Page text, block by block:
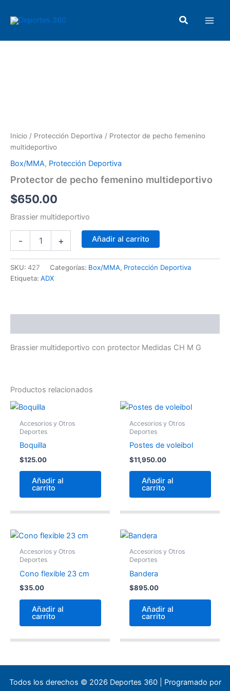
Buscar
Inicio / Protección Deportiva / Protector de pecho femenino
multideportivo
Box/MMA, Protección Deportiva
Protector de pecho femenino multideportivo
$650.00
Brassier multideportivo
- + Añadir al carrito
SKU: 427 Categorías: Box/MMA, Protección Deportiva
Etiqueta: ADX
Brassier multideportivo con protector Medidas CH M G
Productos relacionados
Accesorios y Otros
Deportes
Boquilla
$125.00
Añadir al
carrito
Accesorios y Otros
Deportes
Postes de voleibol
$11,950.00
Añadir al
carrito
Accesorios y Otros
Deportes
Cono flexible 23 cm
$35.00
Añadir al
carrito
Accesorios y Otros
Deportes
Bandera
$895.00
Añadir al
carrito
Todos los derechos © 2026 Deportes 360 | Programado por